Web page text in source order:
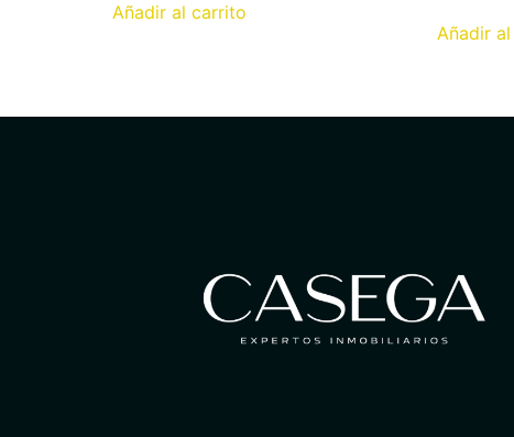
Añadir al carrito
Añadir